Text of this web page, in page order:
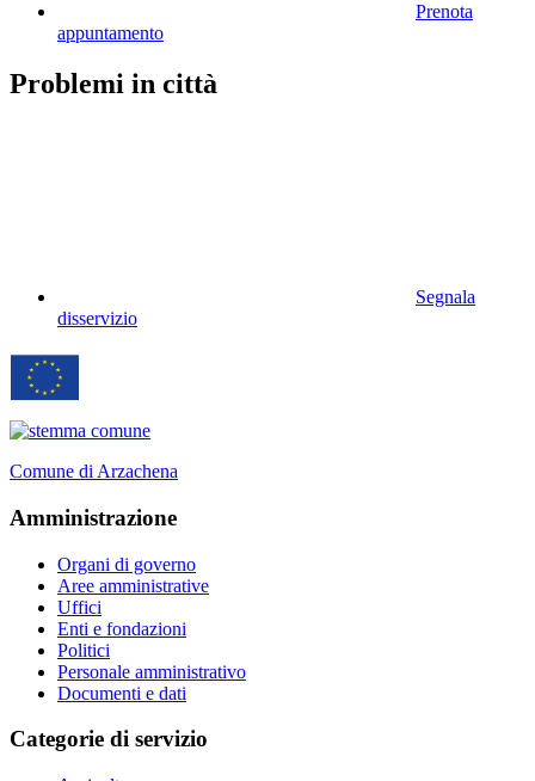
Prenota
appuntamento
Problemi in città
Segnala
disservizio
Comune di Arzachena
Amministrazione
Organi di governo
Aree amministrative
Uffici
Enti e fondazioni
Politici
Personale amministrativo
Documenti e dati
Categorie di servizio